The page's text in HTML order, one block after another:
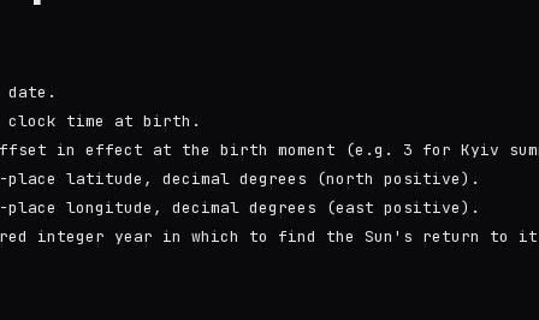
clock time at birth.
in effect at the birth moment (e.g. 3 for Kyiv
place latitude, decimal degrees (north positive).
longitude, decimal degrees (east positive).
integer year in which to find the Sun's return to